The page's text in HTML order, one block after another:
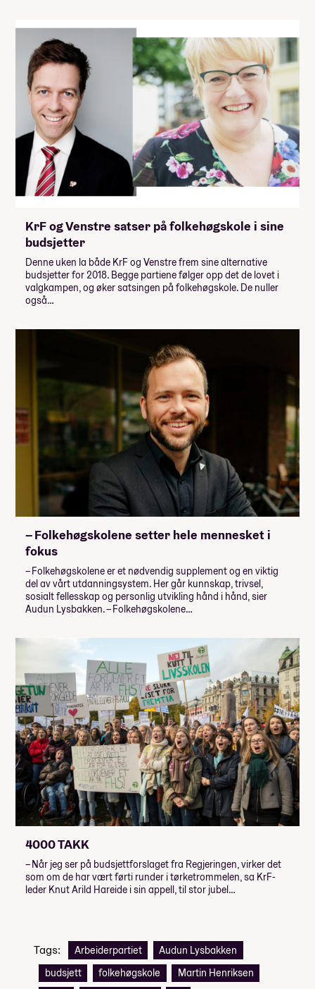
KrF og Venstre satser på folkehøgskole i sine
budsjetter
Denne uken la både KrF og Venstre frem sine alternative
budsjetter for 2018. Begge partiene følger opp det de lovet i
valgkampen, og øker satsingen på folkehøgskole. De nuller
også…
– Folkehøgskolene setter hele mennesket i
fokus
– Folkehøgskolene er et nødvendig supplement og en viktig
del av vårt utdanningsystem. Her går kunnskap, trivsel,
sosialt fellesskap og personlig utvikling hånd i hånd, sier
Audun Lysbakken. – Folkehøgskolene…
4000 TAKK
– Når jeg ser på budsjettforslaget fra Regjeringen, virker det
som om de har vært førti runder i tørketrommelen, sa KrF-
leder Knut Arild Hareide i sin appell, til stor jubel…
Tags: Arbeiderpartiet
Audun Lysbakken
budsjett
folkehøgskole
Martin Henriksen